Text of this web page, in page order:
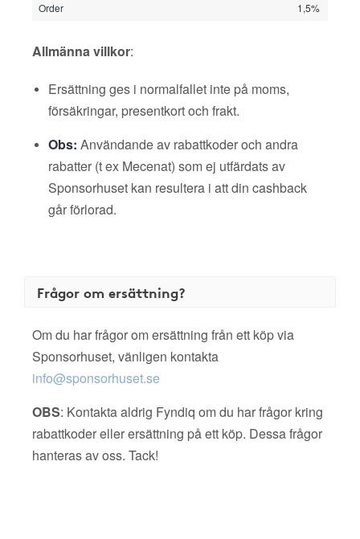
Order 1,5%
Allmänna villkor:
Ersättning ges i normalfallet inte på moms,
försäkringar, presentkort och frakt.
Obs: Användande av rabattkoder och andra
rabatter (t ex Mecenat) som ej utfärdats av
Sponsorhuset kan resultera i att din cashback
går förlorad.
Frågor om ersättning?
Om du har frågor om ersättning från ett köp via
Sponsorhuset, vänligen kontakta
info@sponsorhuset.se
OBS: Kontakta aldrig Fyndiq om du har frågor kring
rabattkoder eller ersättning på ett köp. Dessa frågor
hanteras av oss. Tack!